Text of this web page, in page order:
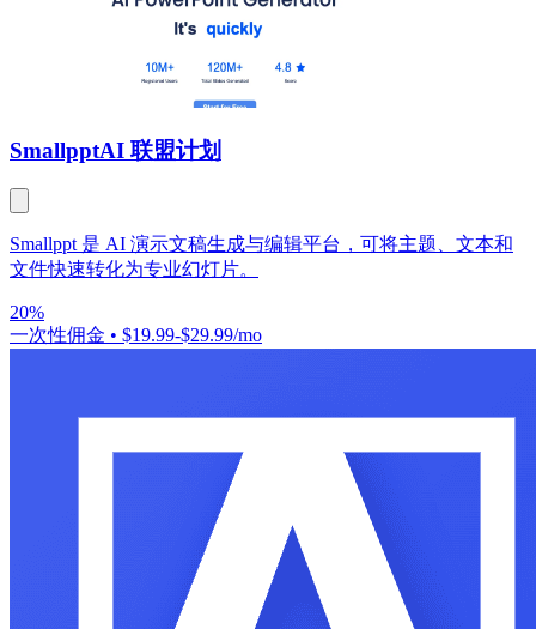
SmallpptAI 联盟计划
Smallppt 是 AI 演示文稿生成与编辑平台，可将主题、文本和
文件快速转化为专业幻灯片。
20%
一次性佣金 • $19.99-$29.99/mo